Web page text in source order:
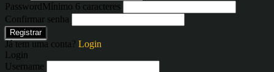
PasswordMínimo 6 caracteres
Confirmar senha
Registrar
Já tem uma conta? Login
Login
Username